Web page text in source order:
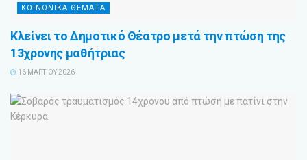
ΚΟΙΝΩΝΙΚΑ ΘΕΜΑΤΑ
Κλείνει το Δημοτικό Θέατρο μετά την πτώση της
13χρονης μαθήτριας
16 ΜΑΡΤΊΟΥ 2026